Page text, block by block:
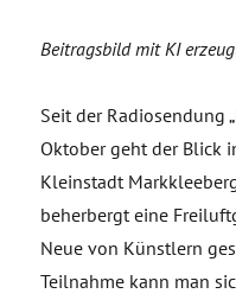
Beitragsbild mit KI
Seit der Radiosendung
Oktober geht der Blick
Kleinstadt
beherbergt eine
Neue von Künstlern
Teilnahme kann man